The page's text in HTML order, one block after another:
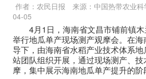
作者：农民日报 来源：中国热带农业科
04-05
4月1日，海南省文昌市铺前镇
举行地瓜单产现场测产观摩会。在
导下，由海南省水稻产业技术体系
站团队组织开展，通过现场测产、
摩，集中展示海南地瓜单产提升的阶